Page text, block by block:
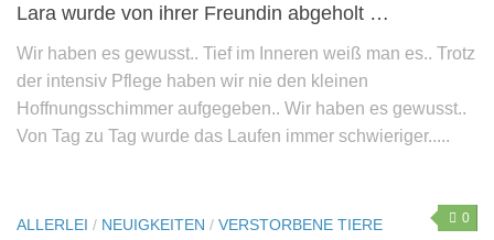
Lara wurde von ihrer Freundin abgeholt …
Wir haben es gewusst.. Tief im Inneren weiß man es.. Trotz
der intensiv Pflege haben wir nie den kleinen
Hoffnungsschimmer aufgegeben.. Wir haben es gewusst..
Von Tag zu Tag wurde das Laufen immer schwieriger.....
0
ALLERLEI / NEUIGKEITEN / VERSTORBENE TIERE